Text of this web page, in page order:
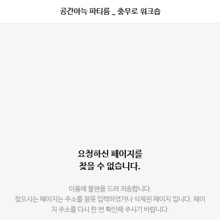
공간아늑 파티룸 _ 충무로 워크숍
요청하신 페이지를
찾을 수 없습니다.
이용에 불편을 드려 죄송합니다.
찾으시는 페이지는 주소를 잘못 입력하였거나 삭제된 페이지 입니다. 페이
지 주소를 다시 한 번 확인해 주시기 바랍니다.